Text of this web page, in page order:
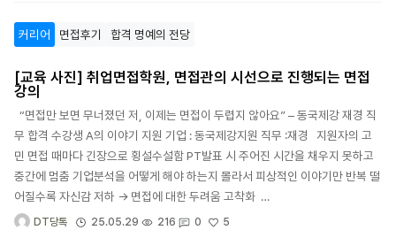
커리어 면접후기 합격 명예의 전당
[교육 사진] 취업면접학원, 면접관의 시선으로 진행되는 면접
강의
“면접만 보면 무너졌던 저, 이제는 면접이 두렵지 않아요” – 동국제강 재경 직
무 합격 수강생 A의 이야기 지원 기업 : 동국제강지원 직무 :재경 지원자의 고
민 면접 때마다 긴장으로 횡설수설함 PT발표 시 주어진 시간을 채우지 못하고
중간에 멈춤 기업분석을 어떻게 해야 하는지 몰라서 피상적인 이야기만 반복 떨
어질수록 자신감 저하 → 면접에 대한 두려움 고착화 …
DT당톡 25.05.29 216 0 5